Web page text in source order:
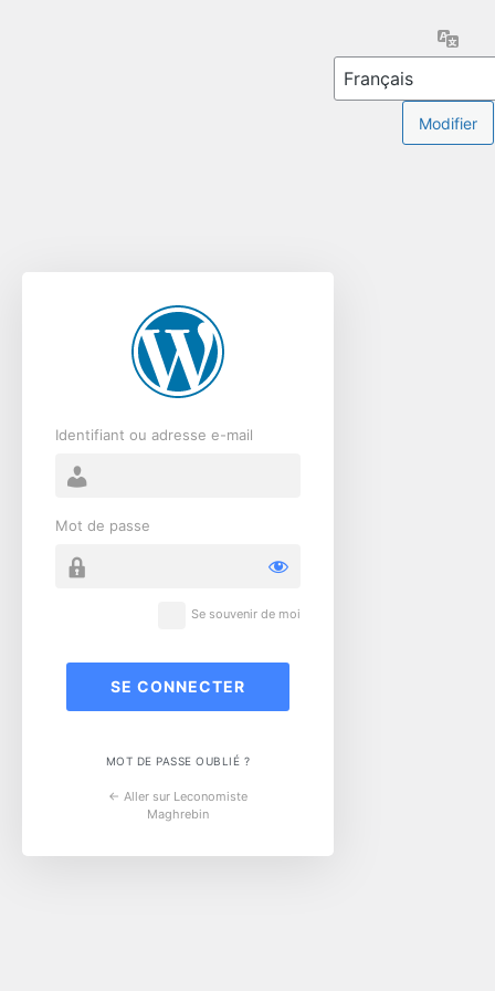
Identifiant ou adresse e-mail
Mot de passe
Se souvenir de moi
MOT DE PASSE OUBLIÉ ?
← Aller sur Leconomiste
Maghrebin